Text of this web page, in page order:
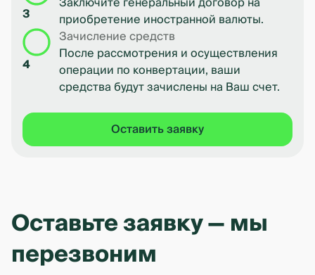
3
приобретение иностранной валюты.
4
Зачисление средств
После рассмотрения и осуществления
операции по конвертации, ваши
средства будут зачислены на Ваш счет.
Оставить заявку
Оставьте заявку — мы
перезвоним